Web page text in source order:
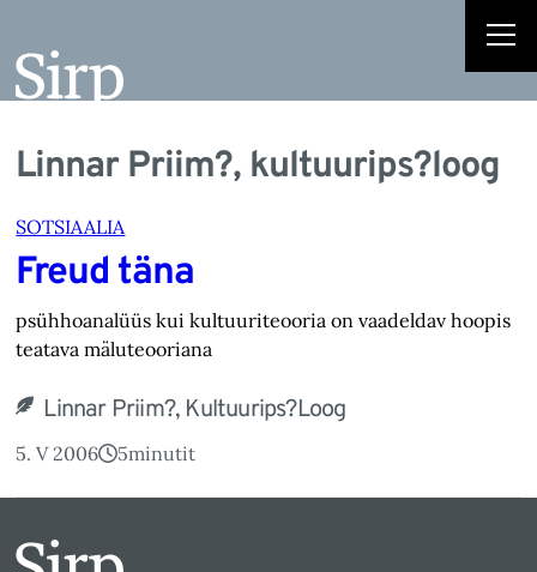
Linnar Priim?, kultuurips?loog
SOTSIAALIA
Freud täna
psühhoanalüüs kui kultuuriteooria on vaadeldav hoopis
teatava mäluteooriana
Linnar Priim?, Kultuurips?loog
5. V 2006 5minutit